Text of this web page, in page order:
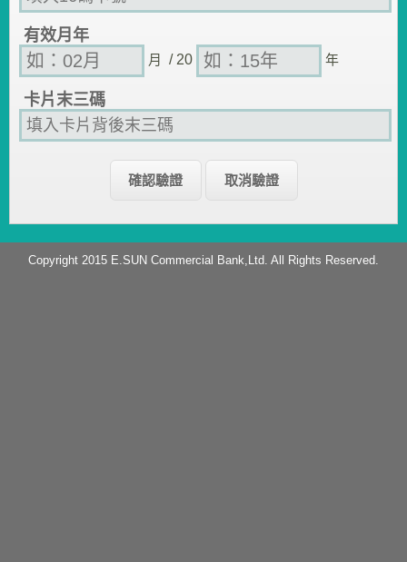
有效月年
月 / 20 年
卡片末三碼
Copyright 2015 E.SUN Commercial Bank,Ltd. All Rights Reserved.